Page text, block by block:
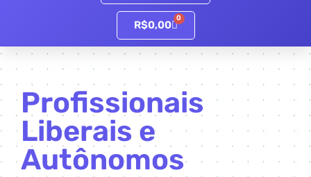
R$0,00
0
Profissionais
Liberais e
Autônomos